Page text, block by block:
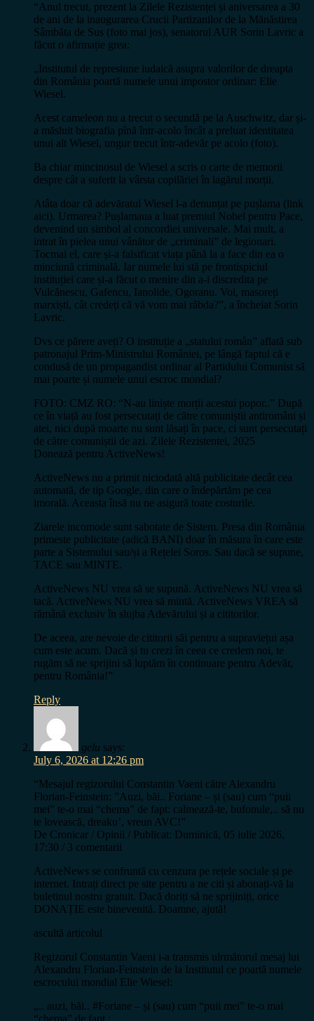
“Anul trecut, prezent la Zilele Rezistenței și aniversarea a 30
de ani de la inaugurarea Crucii Partizanilor de la Mănăstirea
Sâmbăta de Sus (foto mai jos), senatorul AUR Sorin Lavric a
făcut o afirmație grea:
„Institutul de represiune iudaică asupra valorilor de dreapta
din România poartă numele unui impostor ordinar: Elie
Wiesel.
Acest cameleon nu a trecut o secundă pe la Auschwitz, dar și-
a măsluit biografia pînă într-acolo încât a preluat identitatea
unui alt Wiesel, ungur trecut într-adevăr pe acolo (foto).
Ba chiar mincinosul de Wiesel a scris o carte de memorii
despre cât a suferit la vârsta copilăriei în lagărul morții.
Atâta doar că adevăratul Wiesel l-a denunțat pe pușlama (link
aici). Urmarea? Pușlamaua a luat premiul Nobel pentru Pace,
devenind un simbol al concordiei universale. Mai mult, a
intrat în pielea unui vânător de „criminali” de legionari.
Tocmai el, care și-a falsificat viața până la a face din ea o
minciună criminală. Iar numele lui stă pe frontispiciul
instituției care și-a făcut o menire din a-i discredita pe
Vulcănescu, Gafencu, Ianolide, Ogoranu. Voi, masoreți
marxiști, cât credeți că vă vom mai răbda?”, a încheiat Sorin
Lavric.
Dvs ce părere aveți? O instituție a „statului român” aflată sub
patronajul Prim-Ministrului României, pe lângă faptul că e
condusă de un propagandist ordinar al Partidului Comunist să
mai poarte și numele unui escroc mondial?
FOTO: CMZ RO: “N-au liniște morții acestui popor..” După
ce în viață au fost persecutați de către comuniștii antiromâni și
atei, nici după moarte nu sunt lăsați în pace, ci sunt persecutați
de către comuniștii de azi. Zilele Rezistentei, 2025
Donează pentru ActiveNews!
ActiveNews nu a primit niciodată altă publicitate decât cea
automată, de tip Google, din care o îndepărtăm pe cea
imorală. Aceasta însă nu ne asigură toate costurile.
Ziarele incomode sunt sabotate de Sistem. Presa din România
primeste publicitate (adică BANI) doar în măsura în care este
parte a Sistemului sau/și a Rețelei Soros. Sau dacă se supune,
TACE sau MINTE.
ActiveNews NU vrea să se supună. ActiveNews NU vrea să
tacă. ActiveNews NU vrea să mintă. ActiveNews VREA să
rămână exclusiv în slujba Adevărului și a cititorilor.
De aceea, are nevoie de cititorii săi pentru a supraviețui așa
cum este acum. Dacă și tu crezi în ceea ce credem noi, te
rugăm să ne sprijini să luptăm în continuare pentru Adevăr,
pentru România!”
Reply
gelu says:
July 6, 2026 at 12:26 pm
“Mesajul regizorului Constantin Vaeni către Alexandru
Florian-Feinstein: ”Auzi, băi.. Foriane – și (sau) cum “puii
mei” te-o mai “chema” de fapt: calmează-te, bufonule,.. să nu
te lovească, dreaku’, vreun AVC!”
De Cronicar / Opinii / Publicat: Duminică, 05 iulie 2026,
17:30 / 3 comentarii
ActiveNews se confruntă cu cenzura pe rețele sociale și pe
internet. Intrați direct pe site pentru a ne citi și abonați-vă la
buletinul nostru gratuit. Dacă doriți să ne sprijiniți, orice
DONAȚIE este binevenită. Doamne, ajută!
ascultă articolul
Regizorul Constantin Vaeni i-a transmis ulrmătorul mesaj lui
Alexandru Florian-Feinstein de la Institutul ce poartă numele
escrocului mondial Elie Wiesel:
„.. auzi, băi.. #Foriane – și (sau) cum “puii mei” te-o mai